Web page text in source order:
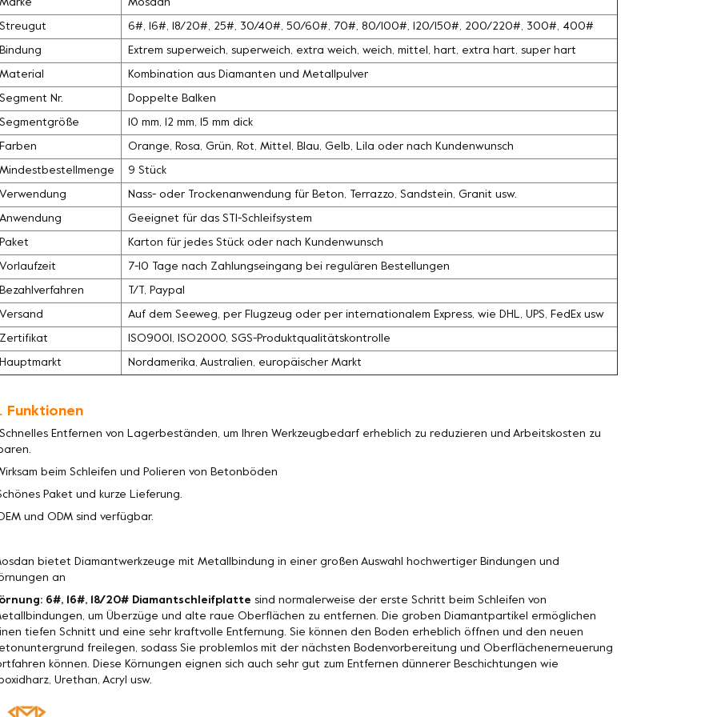
Marke Mosdan
Streugut 6#, 16#, 18/20#, 25#, 30/40#, 50/60#, 70#, 80/100#, 120/150#, 200/220#, 300#, 400#
Bindung Extrem superweich, superweich, extra weich, weich, mittel, hart, extra hart, super hart
Material Kombination aus Diamanten und Metallpulver
Segment Nr. Doppelte Balken
Segmentgröße 10 mm, 12 mm, 15 mm dick
Farben Orange, Rosa, Grün, Rot, Mittel, Blau, Gelb, Lila oder nach Kundenwunsch
Mindestbestellmenge 9 Stück
Verwendung Nass- oder Trockenanwendung für Beton, Terrazzo, Sandstein, Granit usw.
Anwendung Geeignet für das STI-Schleifsystem
Paket Karton für jedes Stück oder nach Kundenwunsch
Vorlaufzeit 7-10 Tage nach Zahlungseingang bei regulären Bestellungen
Bezahlverfahren T/T, Paypal
Versand Auf dem Seeweg, per Flugzeug oder per internationalem Express, wie DHL, UPS, FedEx usw
Zertifikat ISO9001, ISO2000, SGS-Produktqualitätskontrolle
Hauptmarkt Nordamerika, Australien, europäischer Markt
Funktionen
Entfernen von Lagerbeständen, um Ihren Werkzeugbedarf erheblich zu reduzieren und Arbeitskosten zu
beim Schleifen und Polieren von Betonböden
Paket und kurze Lieferung.
und ODM sind verfügbar.
bietet Diamantwerkzeuge mit Metallbindung in einer großen Auswahl hochwertiger Bindungen und
an
6#, 16#, 18/20# Diamantschleifplatte sind normalerweise der erste Schritt beim Schleifen von
um Überzüge und alte raue Oberflächen zu entfernen. Die groben Diamantpartikel ermöglichen
tiefen Schnitt und eine sehr kraftvolle Entfernung. Sie können den Boden erheblich öffnen und den neuen
freilegen, sodass Sie problemlos mit der nächsten Bodenvorbereitung und Oberflächenerneuerung
können. Diese Körnungen eignen sich auch sehr gut zum Entfernen dünnerer Beschichtungen wie
Urethan, Acryl usw.